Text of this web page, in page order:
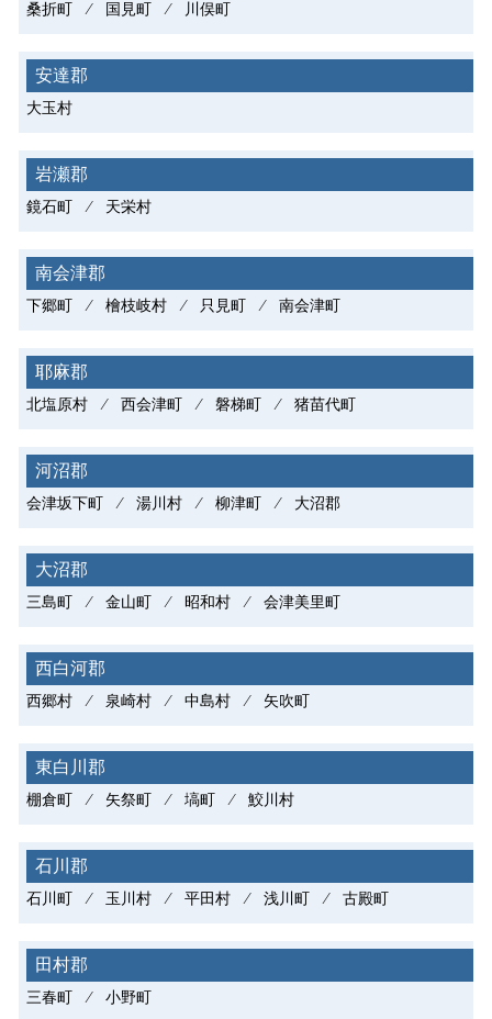
桑折町 ⁄ 国見町 ⁄ 川俣町
安達郡
大玉村
岩瀬郡
鏡石町 ⁄ 天栄村
南会津郡
下郷町 ⁄ 檜枝岐村 ⁄ 只見町 ⁄ 南会津町
耶麻郡
北塩原村 ⁄ 西会津町 ⁄ 磐梯町 ⁄ 猪苗代町
河沼郡
会津坂下町 ⁄ 湯川村 ⁄ 柳津町 ⁄ 大沼郡
大沼郡
三島町 ⁄ 金山町 ⁄ 昭和村 ⁄ 会津美里町
西白河郡
西郷村 ⁄ 泉崎村 ⁄ 中島村 ⁄ 矢吹町
東白川郡
棚倉町 ⁄ 矢祭町 ⁄ 塙町 ⁄ 鮫川村
石川郡
石川町 ⁄ 玉川村 ⁄ 平田村 ⁄ 浅川町 ⁄ 古殿町
田村郡
三春町 ⁄ 小野町